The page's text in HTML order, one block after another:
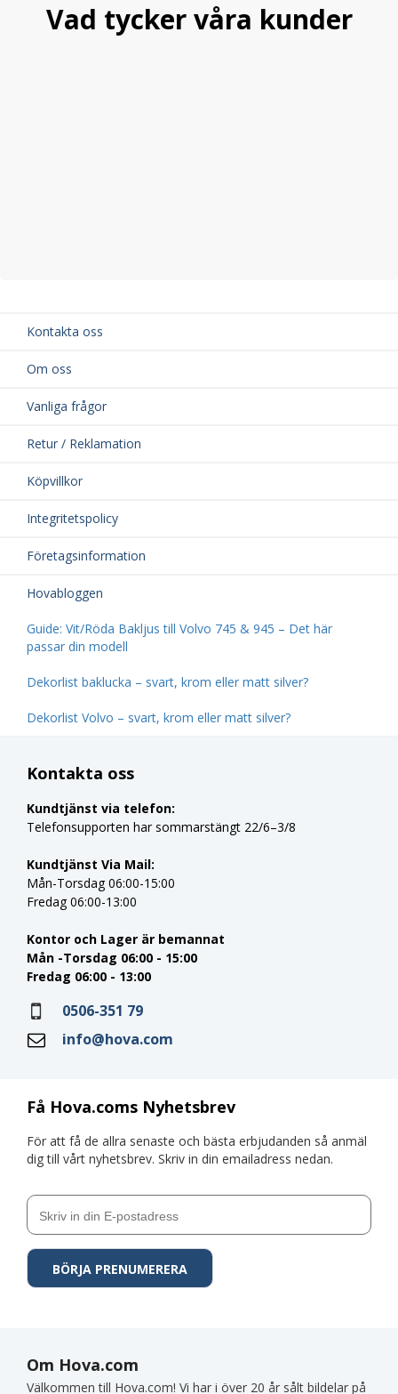
Vad tycker våra kunder
Kontakta oss
Om oss
Vanliga frågor
Retur / Reklamation
Köpvillkor
Integritetspolicy
Företagsinformation
Hovabloggen
Guide: Vit/Röda Bakljus till Volvo 745 & 945 – Det här
passar din modell
Dekorlist baklucka – svart, krom eller matt silver?
Dekorlist Volvo – svart, krom eller matt silver?
Få Hova.coms Nyhetsbrev
För att få de allra senaste och bästa erbjudanden så anmäl
dig till vårt nyhetsbrev. Skriv in din emailadress nedan.
Kontakta oss
Kundtjänst via telefon:
Telefonsupporten har sommarstängt 22/6–3/8
Kundtjänst Via Mail:
Mån-Torsdag 06:00-15:00
Fredag 06:00-13:00
Kontor och Lager är bemannat
Mån -Torsdag 06:00 - 15:00
Fredag 06:00 - 13:00
0506-351 79
info@hova.com
Om Hova.com
Välkommen till Hova.com! Vi har i över 20 år sålt bildelar på